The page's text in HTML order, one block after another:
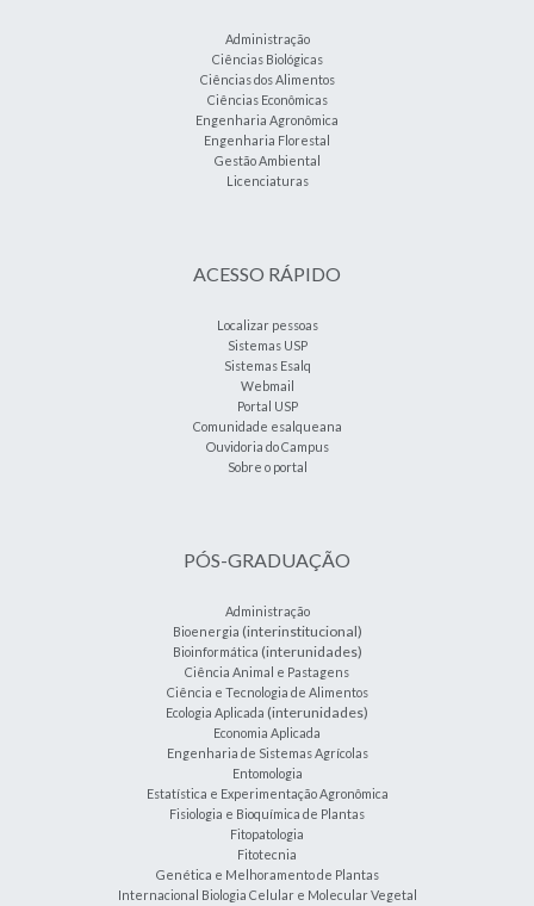
Administração
Ciências Biológicas
Ciências dos Alimentos
Ciências Econômicas
Engenharia Agronômica
Engenharia Florestal
Gestão Ambiental
Licenciaturas
ACESSO RÁPIDO
Localizar pessoas
Sistemas USP
Sistemas Esalq
Webmail
Portal USP
Comunidade esalqueana
Ouvidoria do Campus
Sobre o portal
PÓS-GRADUAÇÃO
Administração
Bioenergia (interinstitucional)
Bioinformática (interunidades)
Ciência Animal e Pastagens
Ciência e Tecnologia de Alimentos
Ecologia Aplicada (interunidades)
Economia Aplicada
Engenharia de Sistemas Agrícolas
Entomologia
Estatística e Experimentação Agronômica
Fisiologia e Bioquímica de Plantas
Fitopatologia
Fitotecnia
Genética e Melhoramento de Plantas
Internacional Biologia Celular e Molecular Vegetal